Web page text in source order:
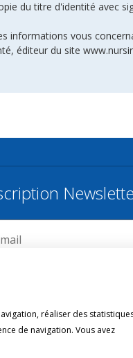
du titre d'identité avec
vous
éditeur du site
réaliser des
de navigation. Vous avez